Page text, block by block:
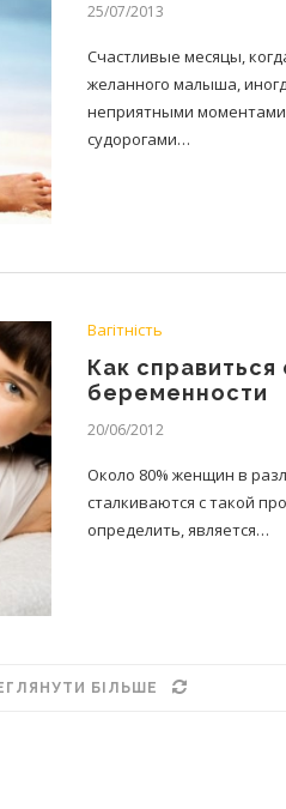
25/07/2013
Счастливые месяцы,
желанного малыша,
неприятными
судорогами…
Вагітність
Как
беременности
20/06/2012
Около 80% женщин в
сталкиваются с такой
определить, является…
БІЛЬШЕ